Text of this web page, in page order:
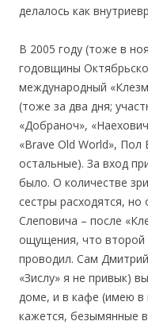
делалось как
В 2005 году (тоже в
годовщины
международный
(тоже за два дня;
«Добраноч»,
«Brave Old World»,
остальные). За вход
было. О количестве
сестры расходятся, но
Слеповича – после
ощущения, что второй
проводил. Сам
«Зислу» я не привык)
доме, и в кафе (имею в
кажется, безымянные